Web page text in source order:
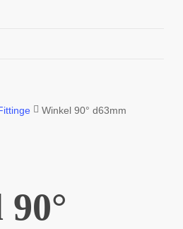
Winkel 90° d63mm